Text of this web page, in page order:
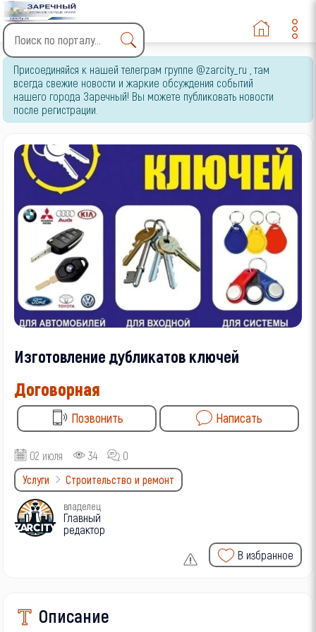
Type 2 or more characters
for results.
Присоединяйся к нашей телеграм группе @zarcity_ru , там
всегда свежие новости и жаркие обсуждения событий
нашего города Заречный! Вы можете публиковать новости
после регистрации.
Изготовление дубликатов ключей
Договорная
Позвонить Написать
02 июля 34
0
Услуги
Строительство и ремонт
владелец
Главный
редактор
В избранное
Описание